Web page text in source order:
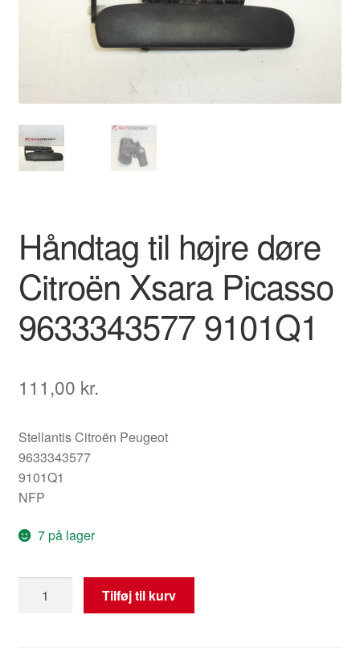
Om os
Håndtag til højre døre
Citroën Xsara Picasso
9633343577 9101Q1
111,00 kr.
Stellantis Citroën Peugeot
9633343577
9101Q1
NFP
7 på lager
Tilføj til kurv